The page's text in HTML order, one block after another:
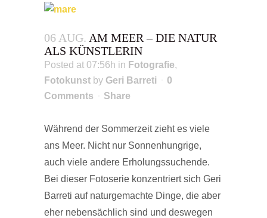
06 AUG. AM MEER – DIE NATUR
ALS KÜNSTLERIN
Posted at 07:56h in Fotografie,
Fotokunst by Geri Barreti
0
Comments
Share
Während der Sommerzeit zieht es viele
ans Meer. Nicht nur Sonnenhungrige,
auch viele andere Erholungssuchende.
Bei dieser Fotoserie konzentriert sich Geri
Barreti auf naturgemachte Dinge, die aber
eher nebensächlich sind und deswegen